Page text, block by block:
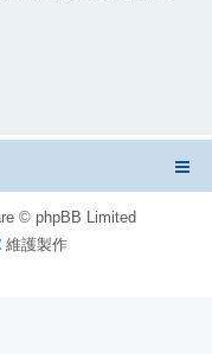
© phpBB Limited
維護製作